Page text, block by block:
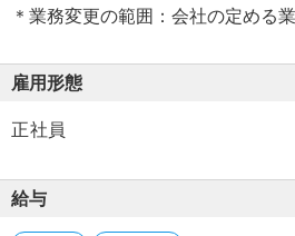
＊業務変更の範囲：会社の定める
雇用形態
正社員
給与